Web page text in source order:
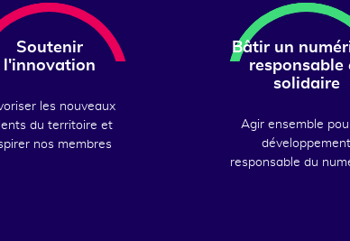
Soutenir
l'innovation
les nouveaux
du territoire et
nos membres
Bâtir un
responsable
solidaire
Agir ensemble
développement
responsable du